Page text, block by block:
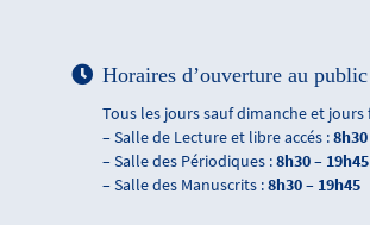
Horaires d’ouverture au public
Tous les jours sauf dimanche et jours
– Salle de Lecture et libre accés :
– Salle des Périodiques :8h30 – 19h45
– Salle des Manuscrits :8h30 – 19h45